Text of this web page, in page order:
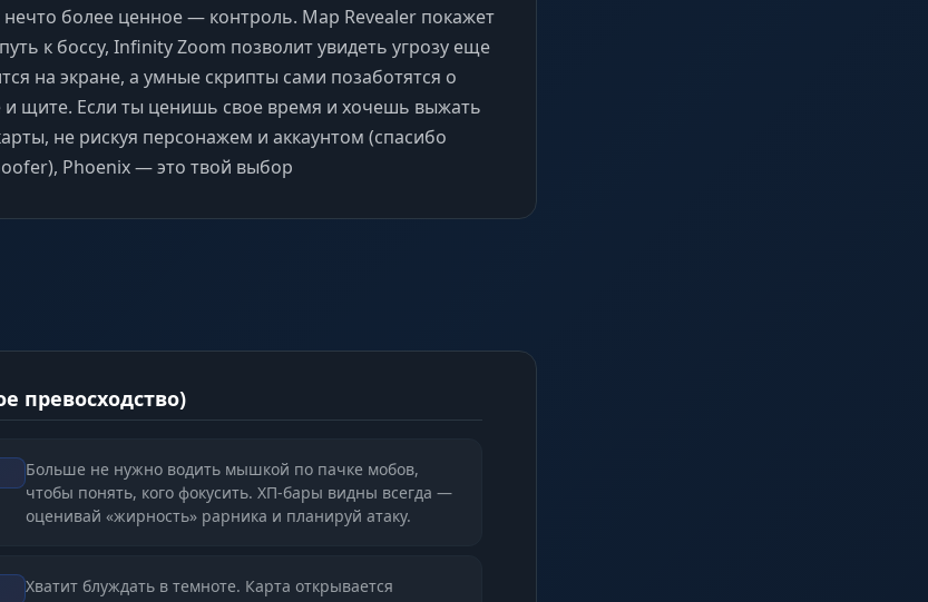
нечто более ценное — контроль. Map Revealer покажет
к боссу, Infinity Zoom позволит увидеть угрозу еще
на экране, а умные скрипты сами позаботятся о
и щите. Если ты ценишь свое время и хочешь выжать
не рискуя персонажем и аккаунтом (спасибо
Phoenix — это твой выбор
превосходство)
Больше не нужно водить мышкой по пачке мобов,
чтобы понять, кого фокусить. ХП-бары видны всегда —
оценивай «жирность» рарника и планируй атаку.
Хватит блуждать в темноте. Карта открывается